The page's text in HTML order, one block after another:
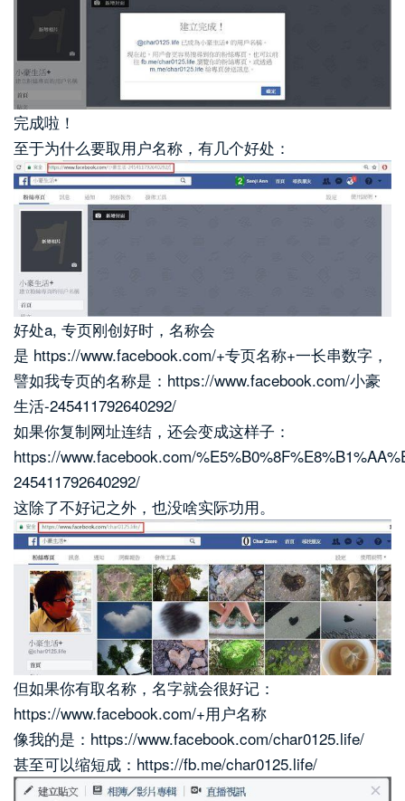
完成啦！
至于为什么要取用户名称，有几个好处：
好处a, 专页刚创好时，名称会
是 https://www.facebook.com/+专页名称+一长串数字，
譬如我专页的名称是：https://www.facebook.com/小豪
生活-245411792640292/
如果你复制网址连结，还会变成这样子：
https://www.facebook.com/
245411792640292/
这除了不好记之外，也没啥实际功用。
但如果你有取名称，名字就会很好记：
https://www.facebook.com/+用户名称
像我的是：https://www.facebook.com/char0125.life/
甚至可以缩短成：https://fb.me/char0125.life/